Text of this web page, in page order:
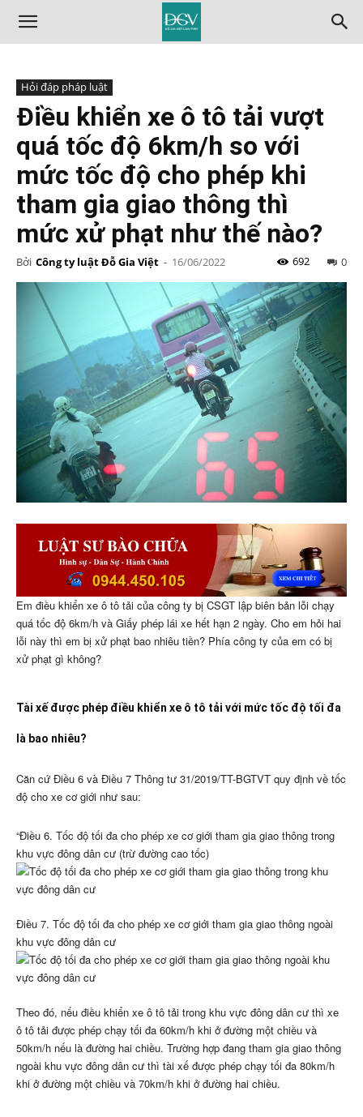
Hỏi đáp pháp luật
Điều khiển xe ô tô tải vượt
quá tốc độ 6km/h so với
mức tốc độ cho phép khi
tham gia giao thông thì
mức xử phạt như thế nào?
Bởi Công ty luật Đỗ Gia Việt - 16/06/2022 0
692
Em điều khiển xe ô tô tải của công ty bị CSGT lập biên bản lỗi chạy
quá tốc độ 6km/h và Giấy phép lái xe hết hạn 2 ngày. Cho em hỏi hai
lỗi này thì em bị xử phạt bao nhiêu tiền? Phía công ty của em có bị
xử phạt gì không?
Tài xế được phép điều khiển xe ô tô tải với mức tốc độ tối đa
là bao nhiêu?
Căn cứ Điều 6 và Điều 7 Thông tư 31/2019/TT-BGTVT quy định về tốc
độ cho xe cơ giới như sau:
“Điều 6. Tốc độ tối đa cho phép xe cơ giới tham gia giao thông trong
khu vực đông dân cư (trừ đường cao tốc)
Điều 7. Tốc độ tối đa cho phép xe cơ giới tham gia giao thông ngoài
khu vực đông dân cư
Theo đó, nếu điều khiển xe ô tô tải trong khu vực đông dân cư thì xe
ô tô tải được phép chạy tối đa 60km/h khi ở đường một chiều và
50km/h nếu là đường hai chiều. Trường hợp đang tham gia giao thông
ngoài khu vực đông dân cư thì tài xế được phép chạy tối đa 80km/h
khi ở đường một chiều và 70km/h khi ở đường hai chiều.